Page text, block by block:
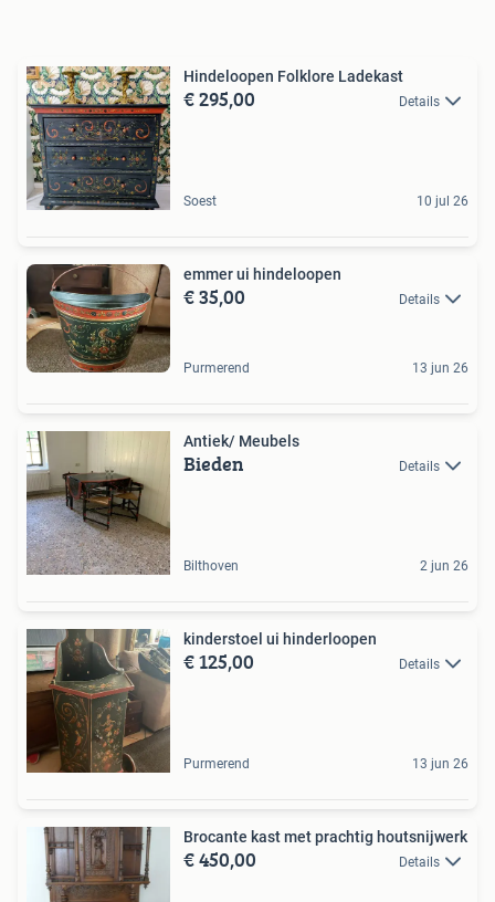
Hindeloopen Folklore Ladekast
€ 295,00 Details
Soest 10 jul 26
emmer ui hindeloopen
€ 35,00 Details
Purmerend 13 jun 26
Antiek/ Meubels
Bieden Details
Bilthoven 2 jun 26
kinderstoel ui hinderloopen
€ 125,00 Details
Purmerend 13 jun 26
Brocante kast met prachtig houtsnijwerk
€ 450,00 Details